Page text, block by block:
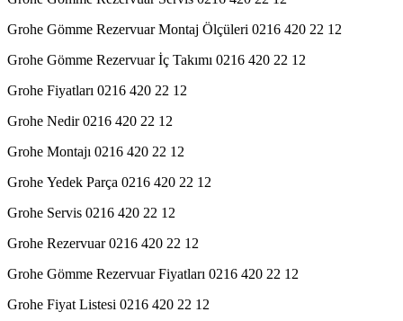
Grohe Gömme Rezervuar Montaj Ölçüleri 0216 420 22 12
Grohe Gömme Rezervuar İç Takımı 0216 420 22 12
Grohe Fiyatları 0216 420 22 12
Grohe Nedir 0216 420 22 12
Grohe Montajı 0216 420 22 12
Grohe Yedek Parça 0216 420 22 12
Grohe Servis 0216 420 22 12
Grohe Rezervuar 0216 420 22 12
Grohe Gömme Rezervuar Fiyatları 0216 420 22 12
Grohe Fiyat Listesi 0216 420 22 12